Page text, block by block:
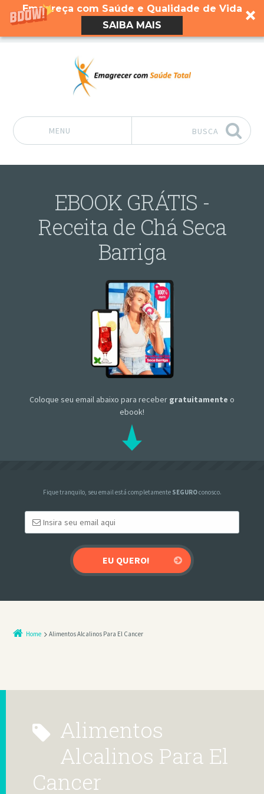
Emagreça com Saúde e Qualidade de Vida
SAIBA MAIS
MENU BUSCA
EBOOK GRÁTIS -
Receita de Chá Seca
Barriga
Coloque seu email abaixo para receber gratuitamente o
ebook!
Fique tranquilo, seu email está completamente SEGUROconosco.
Home Alimentos Alcalinos Para El Cancer
Alimentos
Alcalinos Para El
Cancer